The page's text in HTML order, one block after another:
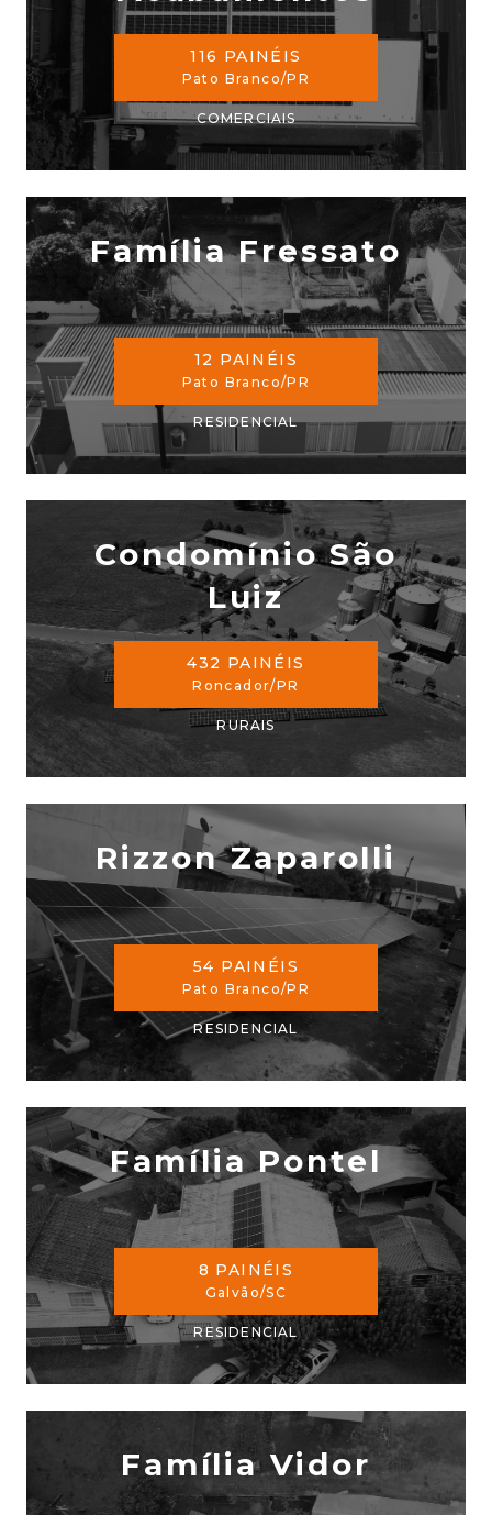
116 PAINÉIS
Pato Branco/PR
COMERCIAIS
Família Fressato
12 PAINÉIS
Pato Branco/PR
RESIDENCIAL
Condomínio São
Luiz
432 PAINÉIS
Roncador/PR
RURAIS
Rizzon Zaparolli
54 PAINÉIS
Pato Branco/PR
RESIDENCIAL
Família Pontel
8 PAINÉIS
Galvão/SC
RESIDENCIAL
Família Vidor